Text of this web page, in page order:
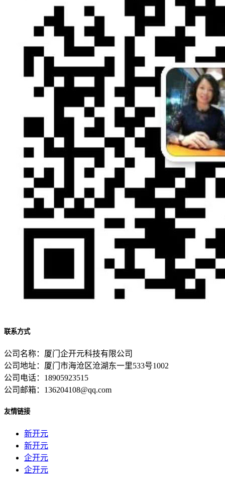
联系方式
公司名称：厦门企开元科技有限公司
公司地址：厦门市海沧区沧湖东一里533号1002
公司电话：18905923515
公司邮箱：136204108@qq.com
友情链接
新开元
新开元
企开元
企开元